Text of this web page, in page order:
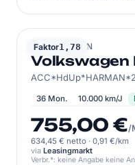
Faktor1,78
VOLKSWAGEN
Volkswagen
36 Mon. 10.000 km/J
755,00 €/
634,45 € netto · 0,91 €/km
via Leasingmarkt
Verbr.*: keine Angabe keine